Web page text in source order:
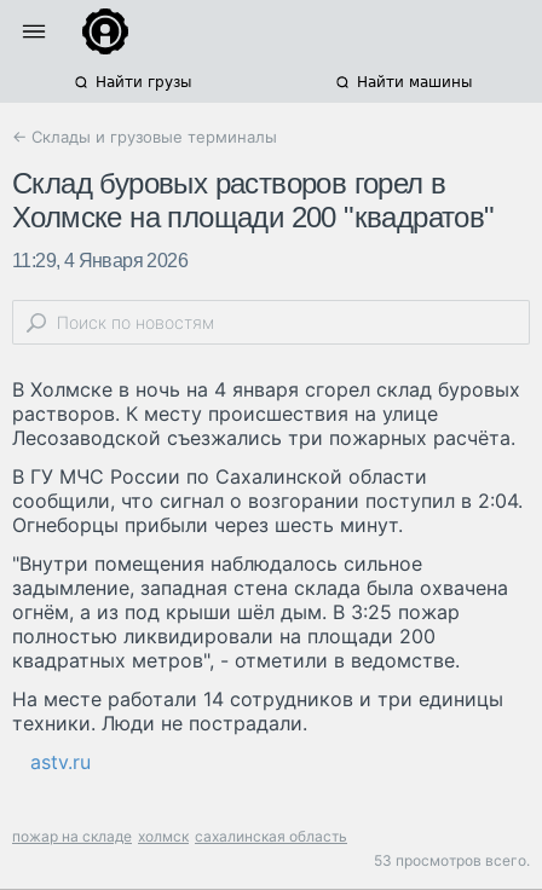
Найти грузы Найти машины
← Склады и грузовые терминалы
Склад буровых растворов горел в
Холмске на площади 200 "квадратов"
11:29, 4 Января 2026
В Холмске в ночь на 4 января сгорел склад буровых
растворов. К месту происшествия на улице
Лесозаводской съезжались три пожарных расчёта.
В ГУ МЧС России по Сахалинской области
сообщили, что сигнал о возгорании поступил в 2:04.
Огнеборцы прибыли через шесть минут.
"Внутри помещения наблюдалось сильное
задымление, западная стена склада была охвачена
огнём, а из под крыши шёл дым. В 3:25 пожар
полностью ликвидировали на площади 200
квадратных метров", - отметили в ведомстве.
На месте работали 14 сотрудников и три единицы
техники. Люди не пострадали.
astv.ru
пожар на складе холмск сахалинская область
53 просмотров всего.